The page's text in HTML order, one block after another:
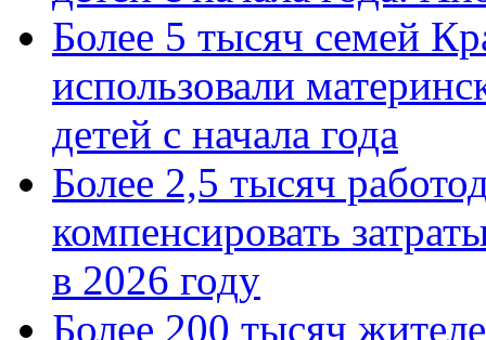
Более 5 тысяч семей
использовали
детей с начала года
Более 2,5 тысяч
компенсировать
в 2026 году
Более 200 тысяч